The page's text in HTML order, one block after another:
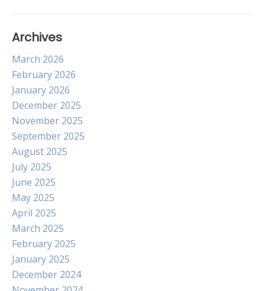
Archives
March 2026
February 2026
January 2026
December 2025
November 2025
September 2025
August 2025
July 2025
June 2025
May 2025
April 2025
March 2025
February 2025
January 2025
December 2024